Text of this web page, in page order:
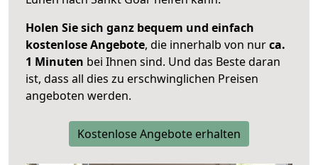
Holen Sie sich ganz bequem und einfach
kostenlose Angebote, die innerhalb von nurca.
1 Minuten bei Ihnen sind. Und das Beste daran
ist, dass all dies zu erschwinglichen Preisen
angeboten werden.
Kostenlose Angebote erhalten